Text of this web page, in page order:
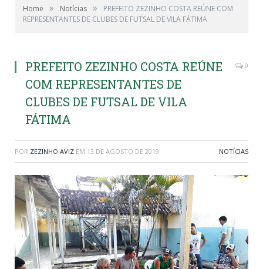
Home » Notícias »
PREFEITO ZEZINHO COSTA REÚNE COM
REPRESENTANTES DE CLUBES DE FUTSAL DE VILA FÁTIMA
PREFEITO ZEZINHO COSTA REÚNE
COM REPRESENTANTES DE
CLUBES DE FUTSAL DE VILA
FÁTIMA
0
POR ZEZINHO AVIZ EM 13 DE AGOSTO DE 2019 NOTÍCIAS